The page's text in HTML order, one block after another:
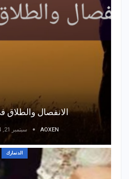
الانفصال والطلاق
AOXEN سبتمبر 21, 2024
الدنمارك